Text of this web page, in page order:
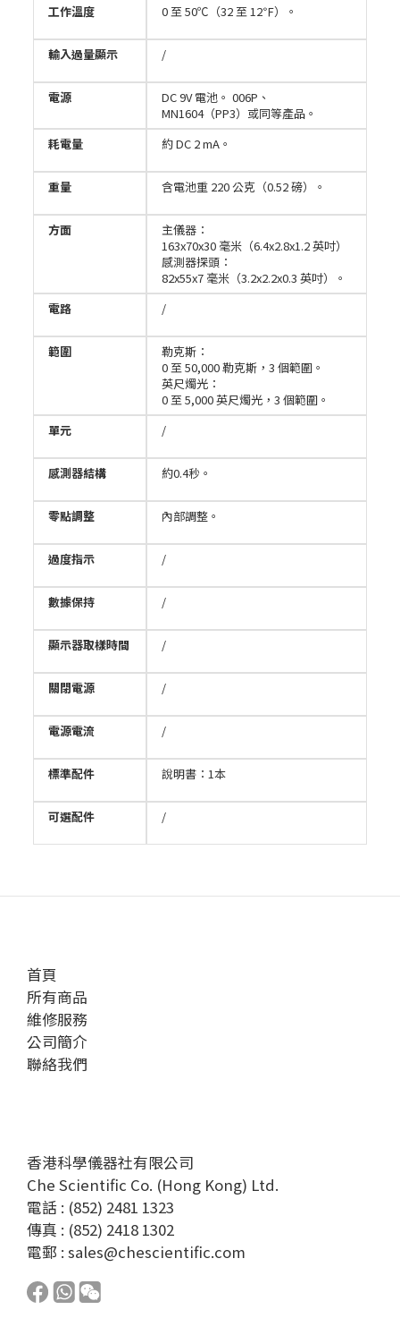
工作溫度 0 至 50℃（32 至 12℉）。
輸入過量顯示 /
電源
DC 9V 電池。 006P、
MN1604（PP3）或同等產品。
耗電量
約 DC 2 mA。
重量 含電池重 220 公克（0.52 磅）。
方面
主儀器：
163x70x30 毫米（6.4x2.8x1.2 英吋）
感測器探頭：
82x55x7 毫米（3.2x2.2x0.3 英吋）。
電路
/
範圍
勒克斯：
0 至 50,000 勒克斯，3 個範圍。
英尺燭光：
0 至 5,000 英尺燭光，3 個範圍。
單元
/
感測器結構 約0.4秒。
零點調整 內部調整。
過度指示 /
數據保持 /
顯示器取樣時間 /
關閉電源 /
電源電流 /
標準配件 說明書：1本
可選配件 /
首頁
所有商品
維修服務
公司簡介
聯絡我們
香港科學儀器社有限公司
Che Scientific Co. (Hong Kong) Ltd.
電話 : (852) 2481 1323
傳真 : (852) 2418 1302
電郵 : sales@chescientific.com